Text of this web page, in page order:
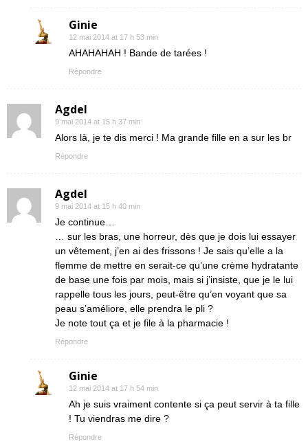
Ginie
12 mai 2014 at 17 h 53 min
AHAHAHAH ! Bande de tarées !
Répondre
Agdel
9 mai 2014 at 15 h 37 min
Alors là, je te dis merci ! Ma grande fille en a sur les br
Répondre
Agdel
9 mai 2014 at 15 h 40 min
Je continue…
… sur les bras, une horreur, dès que je dois lui essayer
un vêtement, j’en ai des frissons ! Je sais qu’elle a la
flemme de mettre en serait-ce qu’une crème hydratante
de base une fois par mois, mais si j’insiste, que je le lui
rappelle tous les jours, peut-être qu’en voyant que sa
peau s’améliore, elle prendra le pli ?
Je note tout ça et je file à la pharmacie !
Répondre
Ginie
12 mai 2014 at 17 h 54 min
Ah je suis vraiment contente si ça peut servir à ta fille
! Tu viendras me dire ?
Répondre